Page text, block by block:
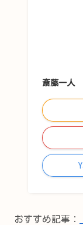
斎藤一人
おすすめ記事：